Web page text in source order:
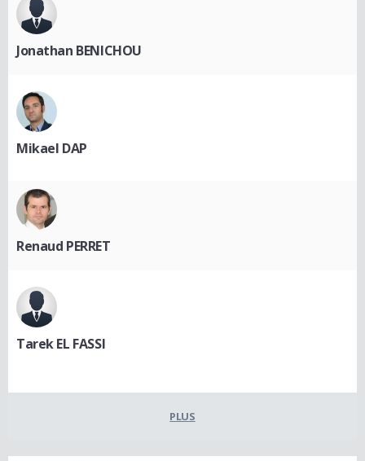
Jonathan BENICHOU
Mikael DAP
Renaud PERRET
Tarek EL FASSI
PLUS